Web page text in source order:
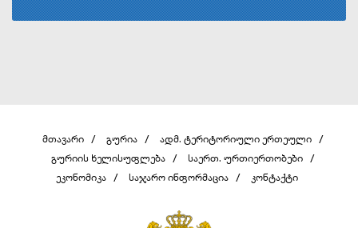
მთავარი გურია
ადმ. ტერიტორიული ერთეული
გურიის ხელისუფლება
საერთ. ურთიერთობები
ეკონომიკა
საჯარო ინფორმაცია კონტაქტი